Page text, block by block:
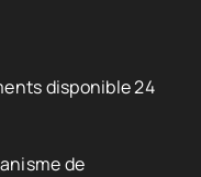
disponible 24
de